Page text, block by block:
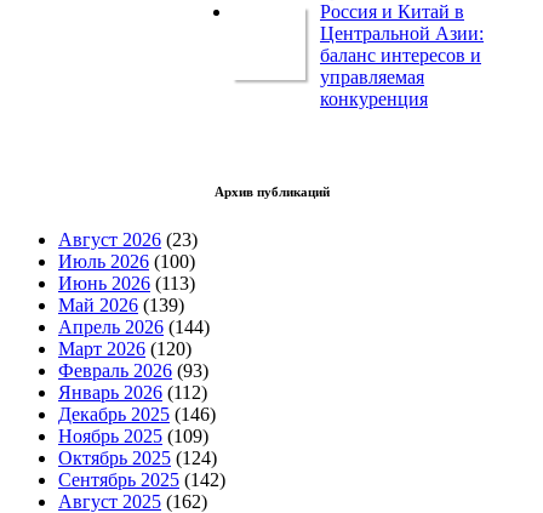
Россия и Китай в
Центральной Азии:
баланс интересов и
управляемая
конкуренция
Архив публикаций
Август 2026 (23)
Июль 2026 (100)
Июнь 2026 (113)
Май 2026 (139)
Апрель 2026 (144)
Март 2026 (120)
Февраль 2026 (93)
Январь 2026 (112)
Декабрь 2025 (146)
Ноябрь 2025 (109)
Октябрь 2025 (124)
Сентябрь 2025 (142)
Август 2025 (162)